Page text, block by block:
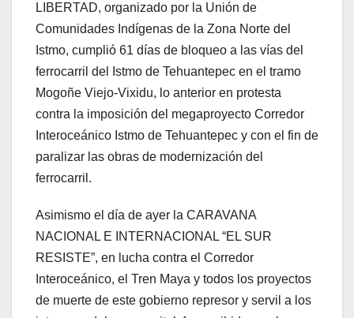
LIBERTAD, organizado por la Unión de
Comunidades Indígenas de la Zona Norte del
Istmo, cumplió 61 días de bloqueo a las vías del
ferrocarril del Istmo de Tehuantepec en el tramo
Mogoñe Viejo-Vixidu, lo anterior en protesta
contra la imposición del megaproyecto Corredor
Interoceánico Istmo de Tehuantepec y con el fin de
paralizar las obras de modernización del
ferrocarril.
Asimismo el día de ayer la CARAVANA
NACIONAL E INTERNACIONAL “EL SUR
RESISTE”, en lucha contra el Corredor
Interoceánico, el Tren Maya y todos los proyectos
de muerte de este gobierno represor y servil a los